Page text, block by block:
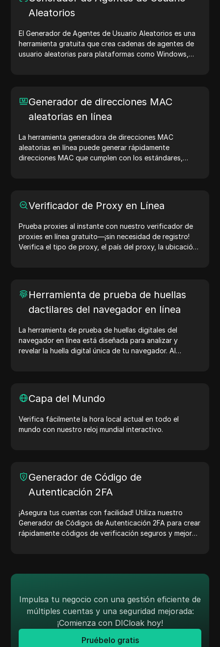
Aleatorios
El Generador de Agentes de Usuario Aleatorios es una
herramienta gratuita que crea cadenas de agentes de
usuario aleatorias para plataformas como Windows,
y optimización del desarrollo. Simplifica tus flujos de
trabajo: ¡genera agentes de usuario hoy!
Generador de direcciones MAC
aleatorias en línea
La herramienta generadora de direcciones MAC
aleatorias en línea puede generar rápidamente
direcciones MAC que cumplen con los estándares,
Verificador de Proxy en Línea
Prueba proxies al instante con nuestro verificador de
proxies en línea gratuito—¡sin necesidad de registro!
Verifica el tipo de proxy, el país del proxy, la ubicación
Herramienta de prueba de huellas
dactilares del navegador en línea
La herramienta de prueba de huellas digitales del
navegador en línea está diseñada para analizar y
revelar la huella digital única de tu navegador. Al
Capa del Mundo
Verifica fácilmente la hora local actual en todo el
mundo con nuestro reloj mundial interactivo.
Generador de Código de
Autenticación 2FA
¡Asegura tus cuentas con facilidad! Utiliza nuestro
Generador de Códigos de Autenticación 2FA para crear
rápidamente códigos de verificación seguros y mejorar
Impulsa tu negocio con una gestión eficiente de
múltiples cuentas y una seguridad mejorada:
¡Comienza con DICloak hoy!
Pruébelo gratis